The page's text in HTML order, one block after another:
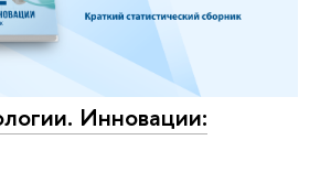
Инновации: